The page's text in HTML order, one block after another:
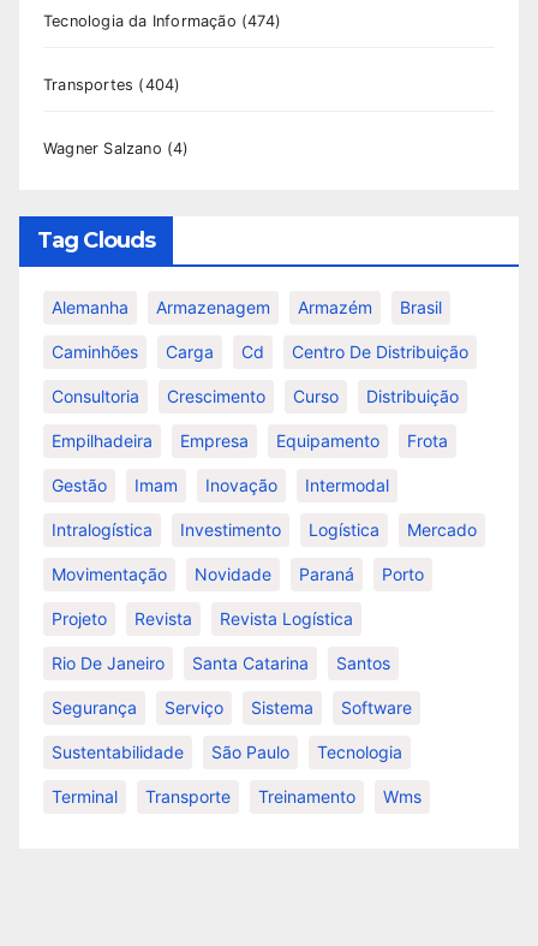
Tecnologia da Informação (474)
Transportes (404)
Wagner Salzano (4)
Tag Clouds
Alemanha Armazenagem Armazém Brasil
Caminhões Carga Cd Centro De Distribuição
Consultoria Crescimento Curso Distribuição
Empilhadeira Empresa Equipamento Frota
Gestão Imam Inovação Intermodal
Intralogística Investimento Logística Mercado
Movimentação Novidade Paraná Porto
Projeto Revista Revista Logística
Rio De Janeiro Santa Catarina Santos
Segurança Serviço Sistema Software
Sustentabilidade São Paulo Tecnologia
Terminal Transporte Treinamento Wms